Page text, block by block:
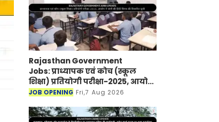
Rajasthan Government
Jobs: प्राध्यापक एवं कोच (स्कूल
शिक्षा) प्रतियोगी परीक्षा-2025, आयोग
ने जारी की हिंदी विषय की विचारित
JOB OPENING Fri,7 Aug 2026